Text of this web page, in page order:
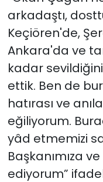
arkadaştı,
Keçiören'de,
Ankara'da ve
kadar
ettik. Ben de
hatırası ve
eğiliyorum.
yâd etmemizi
Başkanımıza
ediyorum”